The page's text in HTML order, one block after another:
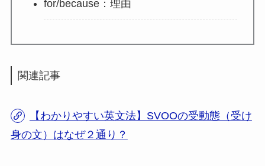
for/because：理由
関連記事
【わかりやすい英文法】SVOOの受動態（受け
身の文）はなぜ２通り？